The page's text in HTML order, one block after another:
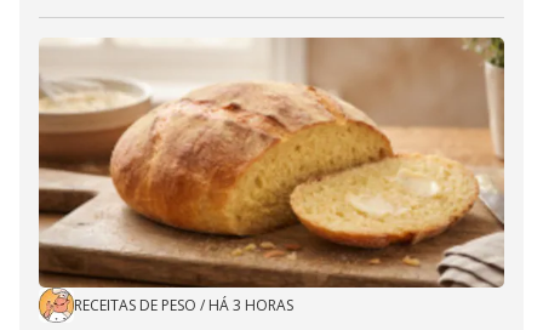
RECEITAS DE PESO / HÁ 3 HORAS